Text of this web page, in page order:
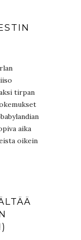
tirpan
aika
oikein